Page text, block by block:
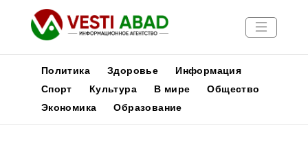
Новости
Политика Здоровье
Информация
Спорт
Культура В мире
Общество
Экономика
Образование